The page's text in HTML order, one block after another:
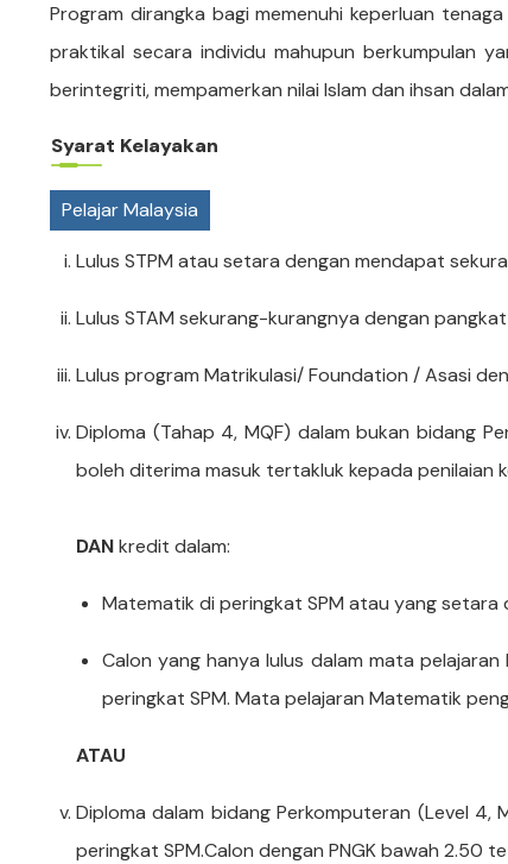
Program dirangka bagi memenuhi keperluan
praktikal secara individu mahupun berkumpulan
berintegriti, mempamerkan nilai Islam dan ihsan
Syarat Kelayakan
Pelajar Malaysia
Lulus STPM atau setara dengan mendapat
Lulus STAM sekurang-kurangnya dengan
Lulus program Matrikulasi/ Foundation / Asasi
Diploma (Tahap 4, MQF) dalam bukan bidang
boleh diterima masuk tertakluk kepada penilaian
DANkredit dalam:
Matematik di peringkat SPM atau yang setara
Calon yang hanya lulus dalam mata
peringkat SPM. Mata pelajaran Matematik
ATAU
Diploma dalam bidang Perkomputeran (Level 4,
peringkat SPM.Calon dengan PNGK bawah 2.50